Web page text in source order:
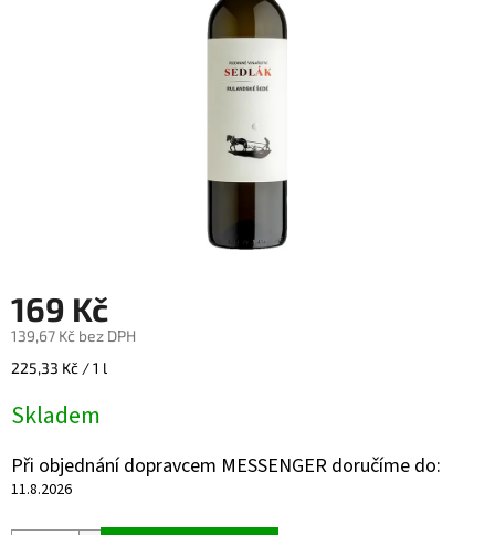
169 Kč
139,67 Kč bez DPH
Měrná
225,33 Kč / 1 l
Skladem
Při objednání dopravcem MESSENGER doručíme do:
11.8.2026